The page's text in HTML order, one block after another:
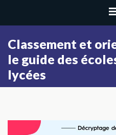
contenu
(Pressez
Entrée)
Classement et
le guide des
lycées